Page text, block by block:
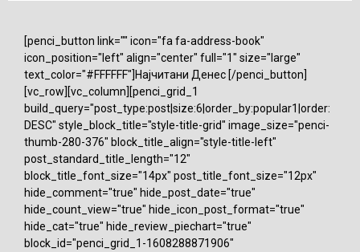
[penci_button link="" icon="fa fa-address-book"
icon_position="left" align="center" full="1" size="large"
text_color="#FFFFFF"]Најчитани Денес [/penci_button]
[vc_row][vc_column][penci_grid_1
build_query="post_type:post|size:6|order_by:popular1|order:
DESC" style_block_title="style-title-grid" image_size="penci-
thumb-280-376" block_title_align="style-title-left"
post_standard_title_length="12"
block_title_font_size="14px" post_title_font_size="12px"
hide_comment="true" hide_post_date="true"
hide_count_view="true" hide_icon_post_format="true"
hide_cat="true" hide_review_piechart="true"
block_id="penci_grid_1-1608288871906"